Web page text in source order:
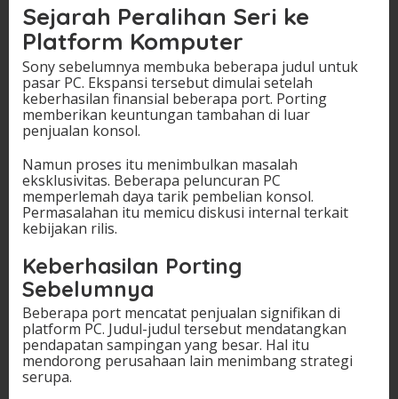
Sejarah Peralihan Seri ke
Platform Komputer
Sony sebelumnya membuka beberapa judul untuk
pasar PC. Ekspansi tersebut dimulai setelah
keberhasilan finansial beberapa port. Porting
memberikan keuntungan tambahan di luar
penjualan konsol.
Namun proses itu menimbulkan masalah
eksklusivitas. Beberapa peluncuran PC
memperlemah daya tarik pembelian konsol.
Permasalahan itu memicu diskusi internal terkait
kebijakan rilis.
Keberhasilan Porting
Sebelumnya
Beberapa port mencatat penjualan signifikan di
platform PC. Judul-judul tersebut mendatangkan
pendapatan sampingan yang besar. Hal itu
mendorong perusahaan lain menimbang strategi
serupa.